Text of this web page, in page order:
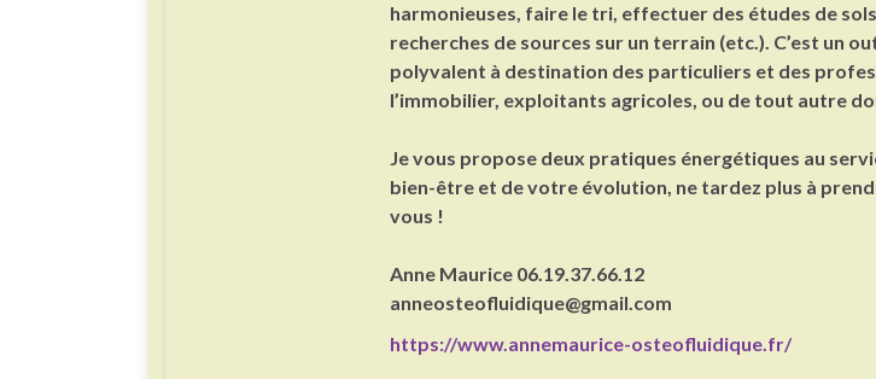
harmonieuses, faire le tri, effectuer des études de
recherches de sources sur un terrain (etc.). C’est un
polyvalent à destination des particuliers et des
l’immobilier, exploitants agricoles, ou de tout autre
Je vous propose deux pratiques énergétiques au
bien-être et de votre évolution, ne tardez plus à
vous !
Anne Maurice 06.19.37.66.12
anneosteofluidique@gmail.com
https://www.annemaurice-osteofluidique.fr/